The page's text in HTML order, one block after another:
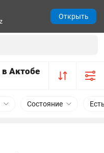
Актобе
Состояние
Открыть